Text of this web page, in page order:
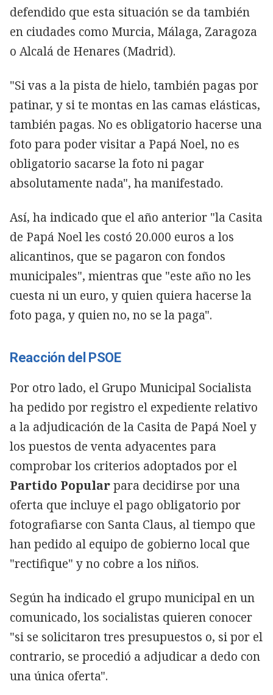
defendido que esta situación se da también
en ciudades como Murcia, Málaga, Zaragoza
o Alcalá de Henares (Madrid).
"Si vas a la pista de hielo, también pagas por
patinar, y si te montas en las camas elásticas,
también pagas. No es obligatorio hacerse una
foto para poder visitar a Papá Noel, no es
obligatorio sacarse la foto ni pagar
absolutamente nada", ha manifestado.
Así, ha indicado que el año anterior "la Casita
de Papá Noel les costó 20.000 euros a los
alicantinos, que se pagaron con fondos
municipales", mientras que "este año no les
cuesta ni un euro, y quien quiera hacerse la
foto paga, y quien no, no se la paga".
Reacción del PSOE
Por otro lado, el Grupo Municipal Socialista
ha pedido por registro el expediente relativo
a la adjudicación de la Casita de Papá Noel y
los puestos de venta adyacentes para
comprobar los criterios adoptados por el
Partido Popularpara decidirse por una
oferta que incluye el pago obligatorio por
fotografiarse con Santa Claus, al tiempo que
han pedido al equipo de gobierno local que
"rectifique" y no cobre a los niños.
Según ha indicado el grupo municipal en un
comunicado, los socialistas quieren conocer
"si se solicitaron tres presupuestos o, si por el
contrario, se procedió a adjudicar a dedo con
una única oferta".